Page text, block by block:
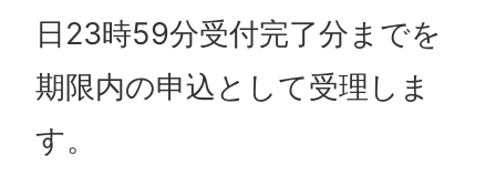
日23時59分受付完了分までを
期限内の申込として受理しま
す。